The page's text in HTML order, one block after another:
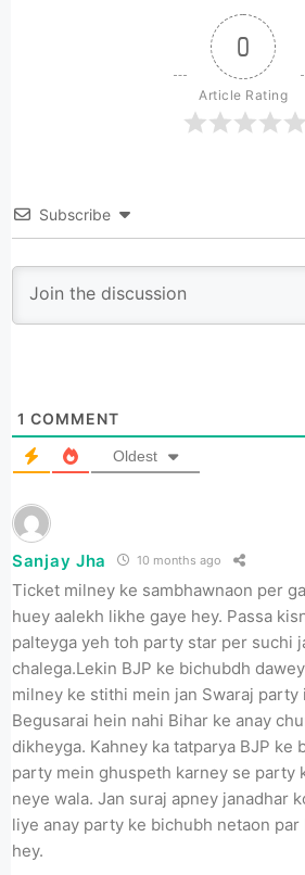
0
Article Rating
Subscribe
1 COMMENT
Oldest
Sanjay Jha 10 months ago
Ticket milney ke sambhawnaon per
huey aalekh likhe gaye hey. Passa
palteyga yeh toh party star per suchi
chalega.Lekin BJP ke bichubdh
milney ke stithi mein jan Swaraj
Begusarai hein nahi Bihar ke anay
dikheyga. Kahney ka tatparya BJP ke
party mein ghuspeth karney se party
neye wala. Jan suraj apney janadhar
liye anay party ke bichubh netaon
hey.